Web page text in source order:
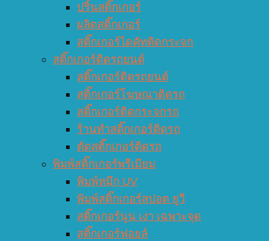
ปริ้นสติ๊กเกอร์
ผลิตสติ๊กเกอร์
สติ๊กเกอร์ไดคัทติดกระจก
สติ๊กเกอร์ติดรถยนต์
สติ๊กเกอร์ติดรถยนต์
สติ๊กเกอร์โฆษณาติดรถ
สติ๊กเกอร์ติดกระจกรถ
ร้านทำสติ๊กเกอร์ติดรถ
ตัดสติ๊กเกอร์ติดรถ
พิมพ์สติ๊กเกอร์พรีเมียม
พิมพ์หมึก UV
พิมพ์สติ๊กเกอร์สปอต ยูวี
สติ๊กเกอร์นูน เงา เฉพาะจุด
สติ๊กเกอร์ฟอยล์